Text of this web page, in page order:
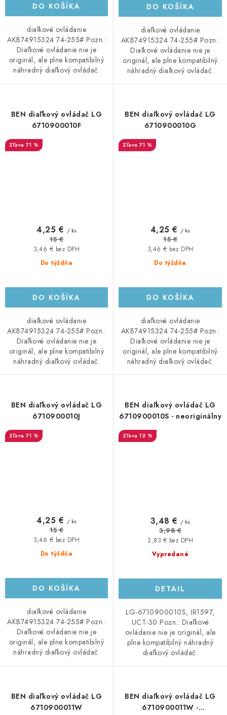
DO KOŠÍKA
diaľkové ovládanie
AKB74915324 74-255# Pozn.:
Diaľkové ovládanie nie je
originál, ale plne kompatibilný
náhradný diaľkový ovládač.
DO KOŠÍKA
diaľkové ovládanie
AKB74915324 74-255# Pozn.:
Diaľkové ovládanie nie je
originál, ale plne kompatibilný
náhradný diaľkový ovládač.
BEN diaľkový ovládač LG
6710900010F
71 %
Do týždňa
3,46 € bez DPH
4,25 € / ks
15 €
DO KOŠÍKA
diaľkové ovládanie
AKB74915324 74-255# Pozn.:
Diaľkové ovládanie nie je
originál, ale plne kompatibilný
náhradný diaľkový ovládač.
BEN diaľkový ovládač LG
6710900010G
71 %
Do týždňa
3,46 € bez DPH
4,25 € / ks
15 €
DO KOŠÍKA
diaľkové ovládanie
AKB74915324 74-255# Pozn.:
Diaľkové ovládanie nie je
originál, ale plne kompatibilný
náhradný diaľkový ovládač.
BEN diaľkový ovládač LG
6710900010J
71 %
Do týždňa
3,46 € bez DPH
4,25 € / ks
15 €
DO KOŠÍKA
diaľkové ovládanie
AKB74915324 74-255# Pozn.:
Diaľkové ovládanie nie je
originál, ale plne kompatibilný
náhradný diaľkový ovládač.
BEN diaľkový ovládač LG
6710900010S - neoriginálny
12 %
Vypredané
2,83 € bez DPH
3,48 € / ks
3,98 €
DETAIL
LG-6710900010S, IR1597,
UCT-30 Pozn.: Diaľkové
ovládanie nie je originál, ale
plne kompatibilný náhradný
diaľkový ovládač.
BEN diaľkový ovládač LG
6710900011W
BEN diaľkový ovládač LG
6710900011W -